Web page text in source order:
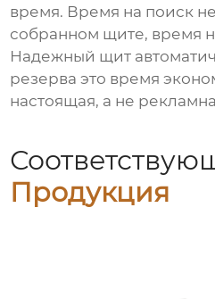
время. Время на поиск
собранном щите, время
Надежный щит
резерва это время
настоящая, а не
Продукция